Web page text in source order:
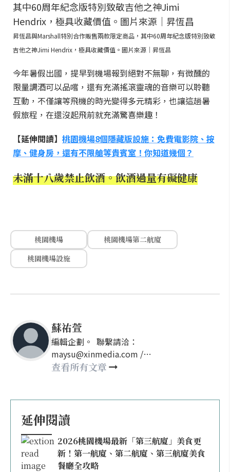
昇恆昌與Marshall特別合作販售兩款限定商品，其中60周年紀念版特別致敬
吉他之神Jimi Hendrix，極具收藏價值。圖片來源｜昇恆昌
今年暑假出國，提早到機場報到絕對不無聊，有微醺的
限量調酒可以品嚐，還有充滿搖滾靈魂的音樂可以聆聽
互動，不僅讓等飛機的時光變得多元精彩，也讓這趟暑
假旅程，在還沒起飛前就充滿驚喜樂趣！
【延伸閱讀】 桃園機場8個隱藏版設施：免費電影院、按
摩、健身房，還有不限艙等貴賓室！你知道幾個？
未滿十八歲禁止飲酒。飲酒過量有礙健康
桃園機場
桃園機場第二航廈
桃園機場設施
蘇祐萱
編輯企劃。 聯繫請洽：
maysu@xinmedia.com /
may860527@gmail.com
查看所有文章
延伸閱讀
2026桃園機場最新「第三航廈」美食更
新！第一航廈、第二航廈、第三航廈美食
餐廳全攻略